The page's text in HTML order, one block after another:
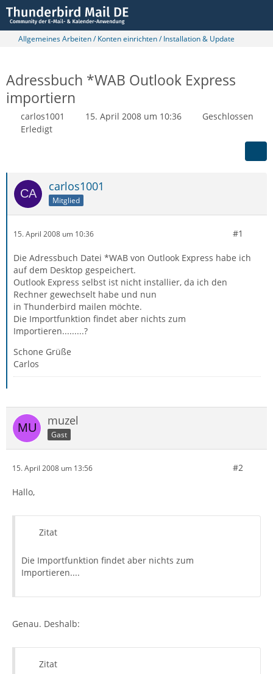
Allgemeines Arbeiten / Konten einrichten / Installation & Update
Adressbuch *WAB Outlook Express
importiern
carlos1001 15. April 2008 um 10:36
Geschlossen
Erledigt
carlos1001
Mitglied
15. April 2008 um 10:36 #1
Die Adressbuch Datei *WAB von Outlook Express habe ich
auf dem Desktop gespeichert.
Outlook Express selbst ist nicht installier, da ich den
Rechner gewechselt habe und nun
in Thunderbird mailen möchte.
Die Importfunktion findet aber nichts zum
Importieren.........?
Schone Grüße
Carlos
muzel
Gast
15. April 2008 um 13:56 #2
Hallo,
Zitat
Die Importfunktion findet aber nichts zum
Importieren....
Genau. Deshalb:
Zitat